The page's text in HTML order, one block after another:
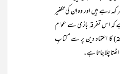
کہہ رہے ہیں اور وہ اِن کی تکفیر
کہ اس تفرقہ بازی سے عوام
کا اعتماد دین پر سے‘ کتابِ
چلا جاتا ہے۔